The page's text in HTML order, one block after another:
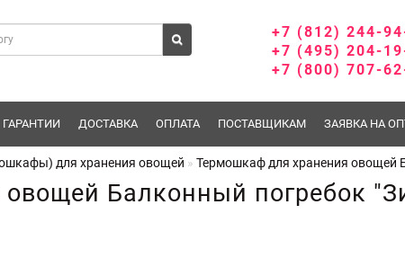
+7 (812) 244-
+7 (495) 204-
+7 (800) 707-
ГАРАНТИИ ДОСТАВКА ОПЛАТА ПОСТАВЩИКАМ ЗАЯВКА НА
для хранения овощей Термошкаф для хранения овощей
Балконный погребок